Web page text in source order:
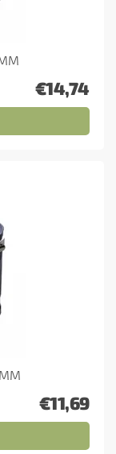
€14,74
€11,69